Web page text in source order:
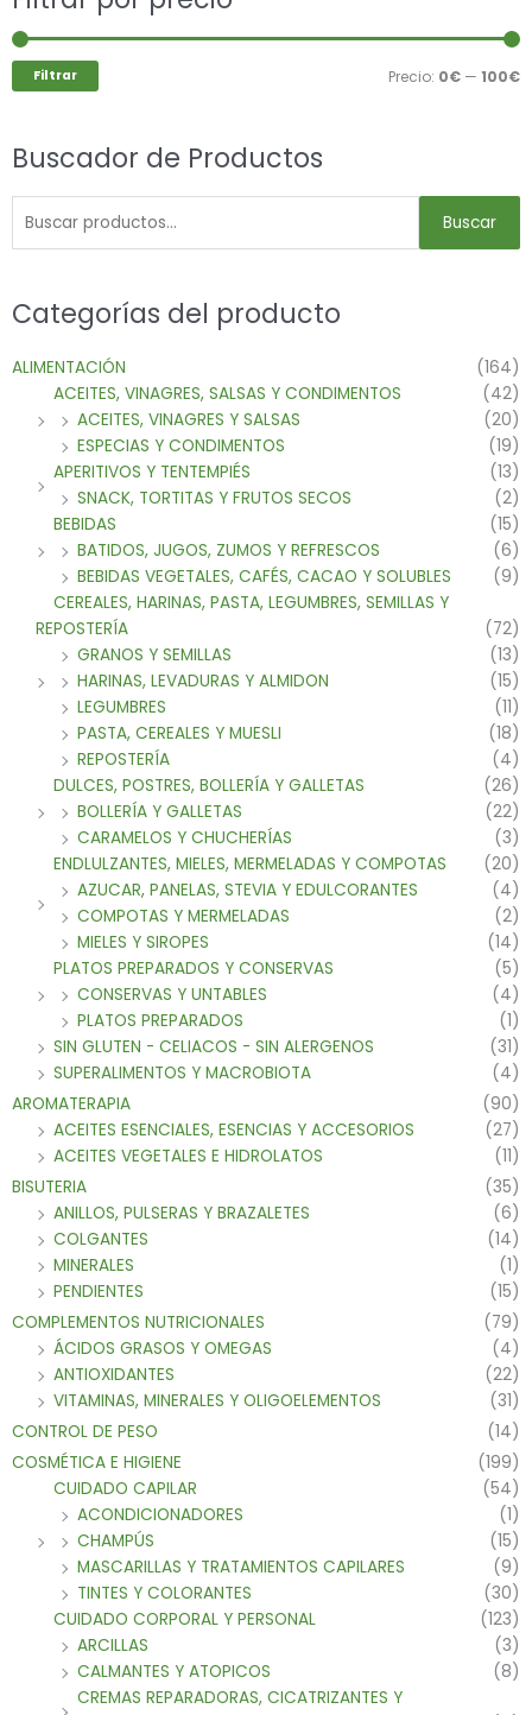
Filtrar Precio: 0€ — 100€
Buscador de Productos
Buscar
Categorías del producto
ALIMENTACIÓN
(164)
ACEITES, VINAGRES, SALSAS Y CONDIMENTOS
(42)
ACEITES, VINAGRES Y SALSAS
(20)
ESPECIAS Y CONDIMENTOS
(19)
APERITIVOS Y TENTEMPIÉS
(13)
SNACK, TORTITAS Y FRUTOS SECOS
(2)
BEBIDAS
(15)
BATIDOS, JUGOS, ZUMOS Y REFRESCOS
(6)
BEBIDAS VEGETALES, CAFÉS, CACAO Y SOLUBLES
(9)
CEREALES, HARINAS, PASTA, LEGUMBRES, SEMILLAS Y
REPOSTERÍA
(72)
GRANOS Y SEMILLAS
(13)
HARINAS, LEVADURAS Y ALMIDON
(15)
LEGUMBRES
(11)
PASTA, CEREALES Y MUESLI
(18)
REPOSTERÍA
(4)
DULCES, POSTRES, BOLLERÍA Y GALLETAS
(26)
BOLLERÍA Y GALLETAS
(22)
CARAMELOS Y CHUCHERÍAS
(3)
ENDLULZANTES, MIELES, MERMELADAS Y COMPOTAS
(20)
AZUCAR, PANELAS, STEVIA Y EDULCORANTES
(4)
COMPOTAS Y MERMELADAS
(2)
MIELES Y SIROPES
(14)
PLATOS PREPARADOS Y CONSERVAS
(5)
CONSERVAS Y UNTABLES
(4)
PLATOS PREPARADOS
(1)
SIN GLUTEN - CELIACOS - SIN ALERGENOS
(31)
SUPERALIMENTOS Y MACROBIOTA
(4)
AROMATERAPIA
(90)
ACEITES ESENCIALES, ESENCIAS Y ACCESORIOS
(27)
ACEITES VEGETALES E HIDROLATOS
(11)
BISUTERIA
(35)
ANILLOS, PULSERAS Y BRAZALETES
(6)
COLGANTES
(14)
MINERALES
(1)
PENDIENTES
(15)
COMPLEMENTOS NUTRICIONALES
(79)
ÁCIDOS GRASOS Y OMEGAS
(4)
ANTIOXIDANTES
(22)
VITAMINAS, MINERALES Y OLIGOELEMENTOS
(31)
CONTROL DE PESO
(14)
COSMÉTICA E HIGIENE
(199)
CUIDADO CAPILAR
(54)
ACONDICIONADORES
(1)
CHAMPÚS
(15)
MASCARILLAS Y TRATAMIENTOS CAPILARES
(9)
TINTES Y COLORANTES
(30)
CUIDADO CORPORAL Y PERSONAL
(123)
ARCILLAS
(3)
CALMANTES Y ATOPICOS
(8)
CREMAS REPARADORAS, CICATRIZANTES Y